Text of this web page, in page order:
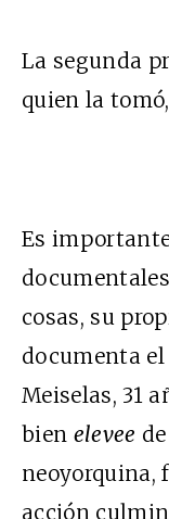
La segunda
quien la
Es
cosas, su
documenta
Meiselas, 31
bien elevee
neoyorquina,
acción